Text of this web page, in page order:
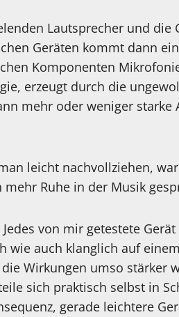
Lautsprecher und die
Geräten kommt dann
Komponenten
erzeugt durch die
mehr oder weniger starke
leicht nachvollziehen,
Ruhe in der Musik
von mir getestete
wie auch klanglich auf
Wirkungen umso stärker
sich praktisch selbst in
gerade leichtere